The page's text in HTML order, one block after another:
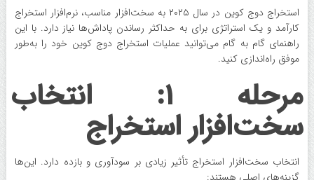
استخراج دوج ‌کوین در سال ۲۰۲۵ به سخت‌افزار مناسب، نرم‌افزار استخراج
کارآمد و یک استراتژی برای به حداکثر رساندن پاداش‌ها نیاز دارد. با این
راهنمای گام‌ به‌ گام می‌توانید عملیات استخراج دوج ‌کوین خود را به‌طور
موفق راه‌اندازی کنید.
مرحله ۱: انتخاب
سخت‌افزار استخراج
انتخاب سخت‌افزار استخراج تأثیر زیادی بر سودآوری و بازده دارد. این‌ها
گزینه‌های اصلی هستند: